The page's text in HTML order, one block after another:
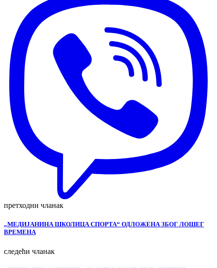
претходни чланак
„МЕДИЈАНИНА ШКОЛИЦА СПОРТА“ ОДЛОЖЕНА ЗБОГ ЛОШЕГ
ВРЕМЕНА
следећи чланак